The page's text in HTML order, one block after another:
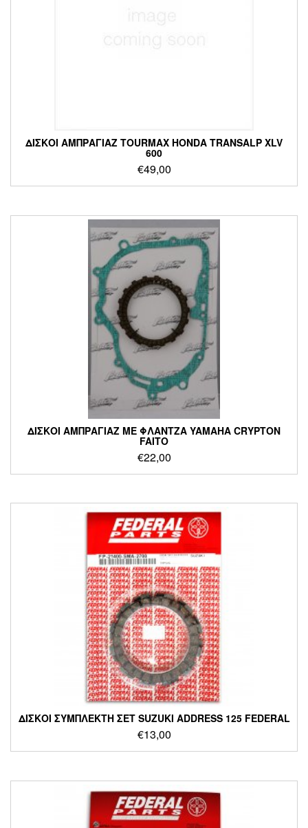
ΔΙΣΚΟΙ ΑΜΠΡΑΓΙΑΖ TOURMAX HONDA TRANSALP XLV
600
€49,00
ΔΙΣΚΟΙ ΑΜΠΡΑΓΙΑΖ ΜΕ ΦΛΑΝΤΖΑ YAMAHA CRYPTON
FAITO
€22,00
ΔΙΣΚΟΙ ΣΥΜΠΛΕΚΤΗ ΣΕΤ SUZUKI ADDRESS 125 FEDERAL
€13,00